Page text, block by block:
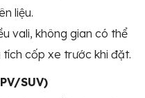
liệu.
vali, không gian có thể
cốp xe trước khi đặt.
SUV)